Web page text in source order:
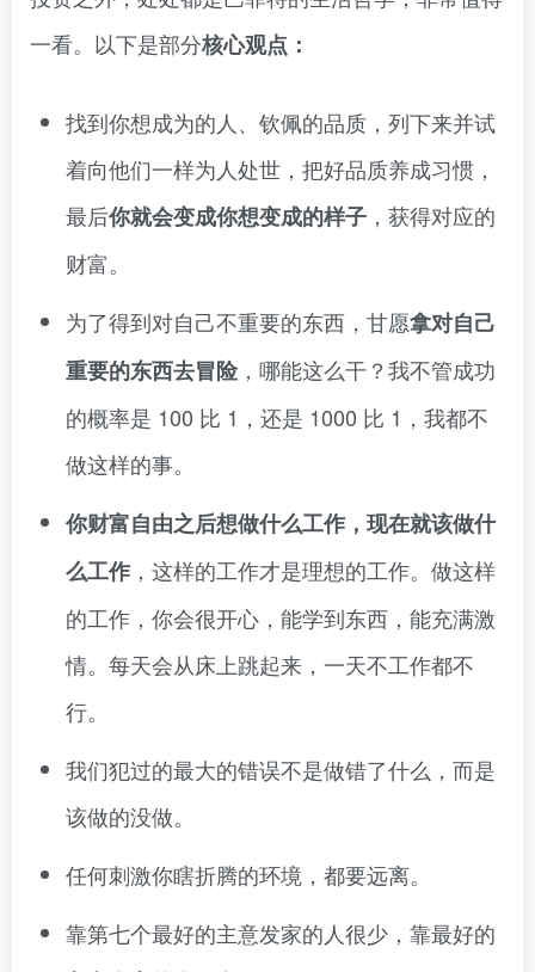
一看。以下是部分核心观点：
找到你想成为的人、钦佩的品质，列下来并试
着向他们一样为人处世，把好品质养成习惯，
最后你就会变成你想变成的样子 ，获得对应的
财富。
为了得到对自己不重要的东西，甘愿拿对自己
重要的东西去冒险，哪能这么干？我不管成功
的概率是 100 比 1，还是 1000 比 1，我都不
做这样的事。
你财富自由之后想做什么工作，现在就该做什
么工作 ，这样的工作才是理想的工作。做这样
的工作，你会很开心，能学到东西，能充满激
情。每天会从床上跳起来，一天不工作都不
行。
我们犯过的最大的错误不是做错了什么，而是
该做的没做。
任何刺激你瞎折腾的环境，都要远离。
靠第七个最好的主意发家的人很少，靠最好的